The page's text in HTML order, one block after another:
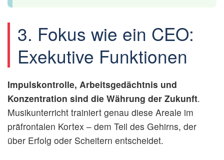
3. Fokus wie ein CEO:
Exekutive Funktionen
Impulskontrolle, Arbeitsgedächtnis und
Konzentration sind die Währung der Zukunft.
Musikunterricht trainiert genau diese Areale im
präfrontalen Kortex – dem Teil des Gehirns, der
über Erfolg oder Scheitern entscheidet.